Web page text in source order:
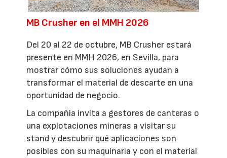
MB Crusher en el MMH 2026
Del 20 al 22 de octubre, MB Crusher estará
presente en MMH 2026, en Sevilla, para
mostrar cómo sus soluciones ayudan a
transformar el material de descarte en una
oportunidad de negocio.
La compañía invita a gestores de canteras o
una explotaciones mineras a visitar su
stand y descubrir qué aplicaciones son
posibles con su maquinaria y con el material